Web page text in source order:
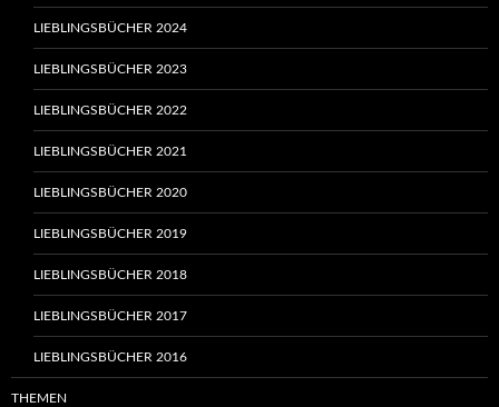
LIEBLINGSBÜCHER 2024
LIEBLINGSBÜCHER 2023
LIEBLINGSBÜCHER 2022
LIEBLINGSBÜCHER 2021
LIEBLINGSBÜCHER 2020
LIEBLINGSBÜCHER 2019
LIEBLINGSBÜCHER 2018
LIEBLINGSBÜCHER 2017
LIEBLINGSBÜCHER 2016
THEMEN